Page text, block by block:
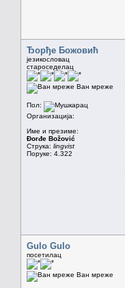
Ђорђе Божовић
језикословац
староседелац
Ван мреже
Пол:
Организација:
Име и презиме:
Đorđe Božović
Струка: lingvist
Поруке: 4.322
Gulo Gulo
посетилац
Ван мреже